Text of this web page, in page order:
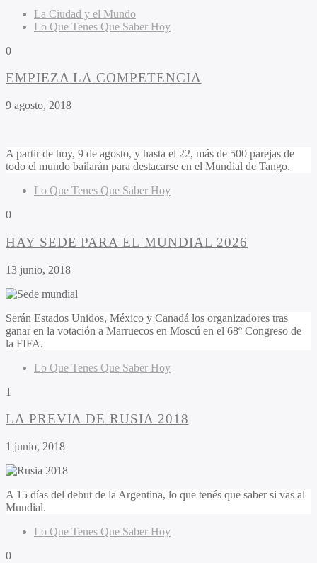
La Ciudad y el Mundo
Lo Que Tenes Que Saber Hoy
0
EMPIEZA LA COMPETENCIA
9 agosto, 2018
A partir de hoy, 9 de agosto, y hasta el 22, más de 500 parejas de
todo el mundo bailarán para destacarse en el Mundial de Tango.
Lo Que Tenes Que Saber Hoy
0
HAY SEDE PARA EL MUNDIAL 2026
13 junio, 2018
Serán Estados Unidos, México y Canadá los organizadores tras
ganar en la votación a Marruecos en Moscú en el 68º Congreso de
la FIFA.
Lo Que Tenes Que Saber Hoy
1
LA PREVIA DE RUSIA 2018
1 junio, 2018
A 15 días del debut de la Argentina, lo que tenés que saber si vas al
Mundial.
Lo Que Tenes Que Saber Hoy
0